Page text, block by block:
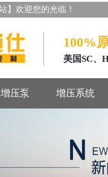
】欢迎您的光临！
100%
美国SC、
压泵 增压系统